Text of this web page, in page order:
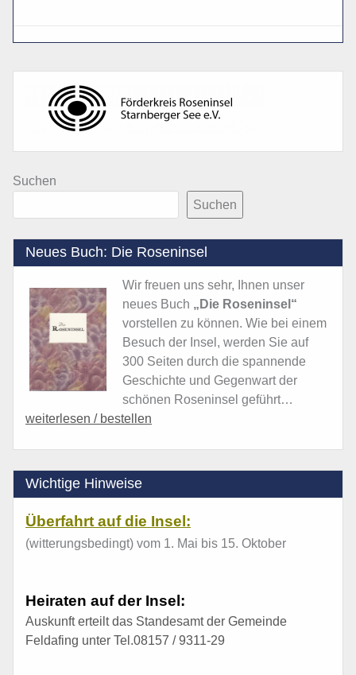
Suchen
Suchen
Neues Buch: Die Roseninsel
Wir freuen uns sehr, Ihnen unser
neues Buch „Die Roseninsel“
vorstellen zu können. Wie bei einem
Besuch der Insel, werden Sie auf
300 Seiten durch die spannende
Geschichte und Gegenwart der
schönen Roseninsel geführt…
weiterlesen / bestellen
Wichtige Hinweise
Überfahrt auf die Insel:
(witterungsbedingt) vom 1. Mai bis 15. Oktober
Heiraten auf der Insel:
Auskunft erteilt das Standesamt der Gemeinde
Feldafing unter Tel.08157 / 9311-29